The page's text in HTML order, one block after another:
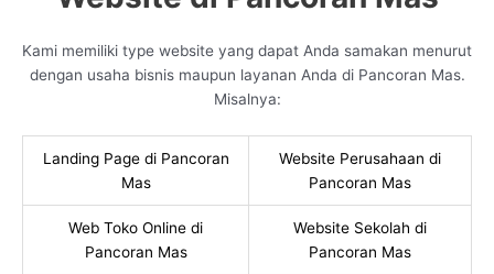
Kami memiliki type website yang dapat Anda samakan menurut
dengan usaha bisnis maupun layanan Anda di Pancoran Mas.
Misalnya:
Landing Page di Pancoran
Mas
Website Perusahaan di
Pancoran Mas
Web Toko Online di
Pancoran Mas
Website Sekolah di
Pancoran Mas